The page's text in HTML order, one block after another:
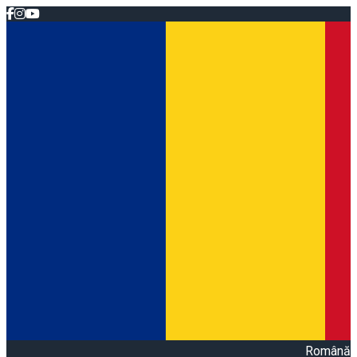
Română